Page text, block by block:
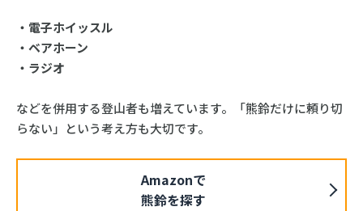
・電子ホイッスル
・ベアホーン
・ラジオ
などを併用する登山者も増えています。「熊鈴だけに頼り切
らない」という考え方も大切です。
Amazonで
熊鈴を探す